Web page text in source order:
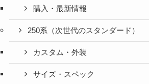
購入・最新情報
250系（次世代のスタンダード）
カスタム・外装
サイズ・スペック